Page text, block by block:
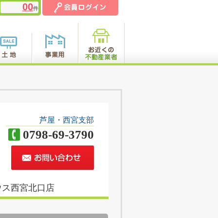
00件
芦屋・西宮支部
0798-69-3790
西宮北口店